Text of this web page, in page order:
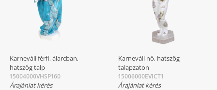
Karneváli férfi, álarcban,
hatszög talp
15004000VHSP160
Árajánlat kérés
Karneváli nő, hatszög
talapzaton
15006000EVICT1
Árajánlat kérés